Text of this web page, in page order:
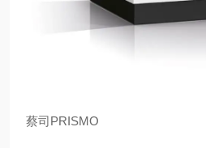
蔡司PRISMO